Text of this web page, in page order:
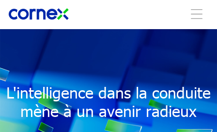
L'intelligence dans la conduite
mène à un avenir radieux